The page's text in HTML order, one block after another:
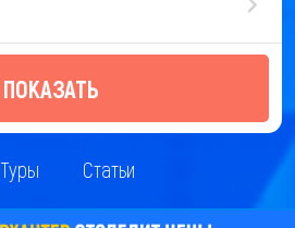
ПОКАЗАТЬ
Туры Статьи